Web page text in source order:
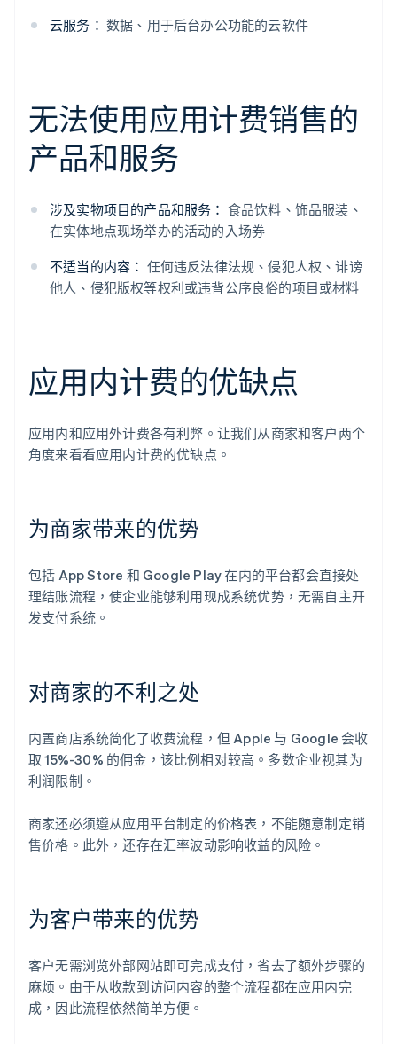
云服务： 数据、用于后台办公功能的云软件
无法使用应用计费销售的
产品和服务
涉及实物项目的产品和服务： 食品饮料、饰品服装、
在实体地点现场举办的活动的入场券
不适当的内容： 任何违反法律法规、侵犯人权、诽谤
他人、侵犯版权等权利或违背公序良俗的项目或材料
应用内计费的优缺点
应用内和应用外计费各有利弊。让我们从商家和客户两个
角度来看看应用内计费的优缺点。
为商家带来的优势
包括 App Store 和 Google Play 在内的平台都会直接处
理结账流程，使企业能够利用现成系统优势，无需自主开
发支付系统。
对商家的不利之处
内置商店系统简化了收费流程，但 Apple 与 Google 会收
取 15%-30% 的佣金，该比例相对较高。多数企业视其为
利润限制。
商家还必须遵从应用平台制定的价格表，不能随意制定销
售价格。此外，还存在汇率波动影响收益的风险。
为客户带来的优势
客户无需浏览外部网站即可完成支付，省去了额外步骤的
麻烦。由于从收款到访问内容的整个流程都在应用内完
成，因此流程依然简单方便。